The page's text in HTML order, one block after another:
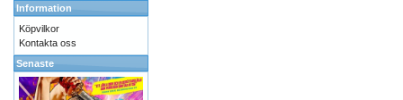
Information
Köpvilkor
Kontakta oss
Senaste